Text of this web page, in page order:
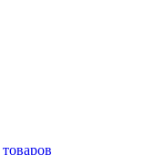
товаров